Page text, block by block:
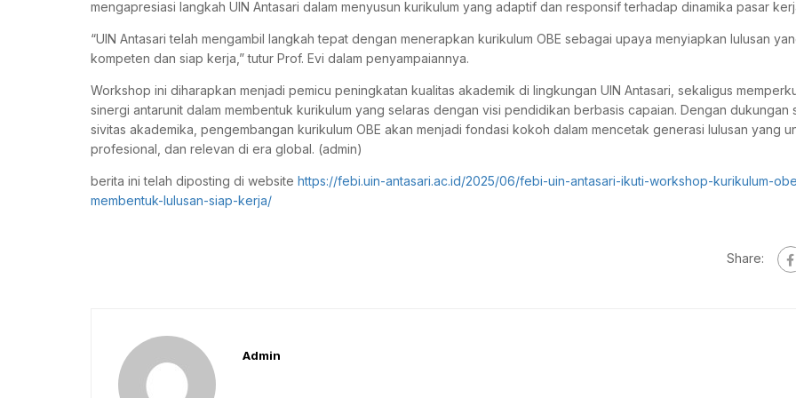
mengapresiasi langkah UIN Antasari dalam menyusun kurikulum yang adaptif dan responsif terhadap dinamika pasar
“UIN Antasari telah mengambil langkah tepat dengan menerapkan kurikulum OBE sebagai upaya menyiapkan lulusan
kompeten dan siap kerja,” tutur Prof. Evi dalam penyampaiannya.
Workshop ini diharapkan menjadi pemicu peningkatan kualitas akademik di lingkungan UIN Antasari, sekaligus
sinergi antarunit dalam membentuk kurikulum yang selaras dengan visi pendidikan berbasis capaian. Dengan dukungan
sivitas akademika, pengembangan kurikulum OBE akan menjadi fondasi kokoh dalam mencetak generasi lulusan yang
profesional, dan relevan di era global. (admin)
berita ini telah diposting di website https://febi.uin-antasari.ac.id/2025/06/febi-uin-antasari-ikuti-workshop-kurikulum-
membentuk-lulusan-siap-kerja/
Share:
Admin